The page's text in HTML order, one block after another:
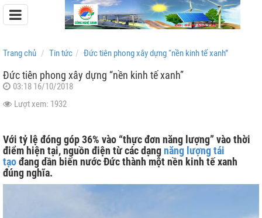
Pin Lưu Trữ Easyway
Trang chủ Tin tức Đức tiên phong xây dựng “nền kinh tế xanh”
Đức tiên phong xây dựng “nền kinh tế xanh”
03:18 16/10/2018
Lượt xem: 1932
Với tỷ lệ đóng góp 36% vào “thực đơn năng lượng” vào thời
điểm hiện tại, nguồn điện từ các dạngnăng lượng tái
tạođang dần biến nước Đức thành một nền kinh tế xanh
đúng nghĩa.